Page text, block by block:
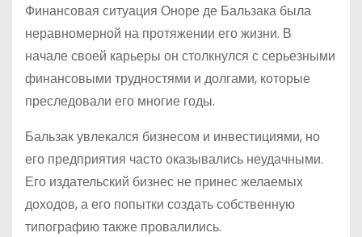
Финансовая ситуация Оноре де Бальзака была
неравномерной на протяжении его жизни. В
начале своей карьеры он столкнулся с серьезными
финансовыми трудностями и долгами, которые
преследовали его многие годы.
Бальзак увлекался бизнесом и инвестициями, но
его предприятия часто оказывались неудачными.
Его издательский бизнес не принес желаемых
доходов, а его попытки создать собственную
типографию также провалились.